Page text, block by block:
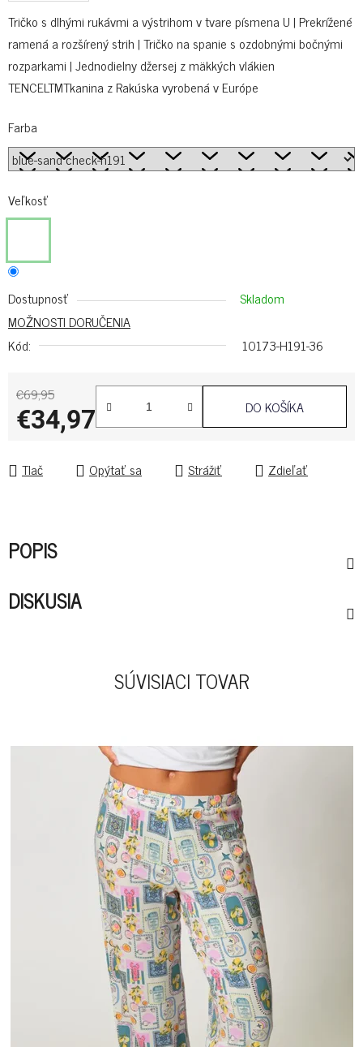
Tričko s dlhými rukávmi a výstrihom v tvare písmena U | Prekrížené
ramená a rozšírený strih | Tričko na spanie s ozdobnými bočnými
rozparkami | Jednodielny džersej z mäkkých vlákien
TENCELTMTkanina z Rakúska vyrobená v Európe
Farba
Veľkosť
Dostupnosť
Skladom
MOŽNOSTI DORUČENIA
Kód:
10173-H191-36
€69,95
€34,97 DO KOŠÍKA
Tlač Opýtať sa Strážiť Zdieľať
POPIS
DISKUSIA
SÚVISIACI TOVAR